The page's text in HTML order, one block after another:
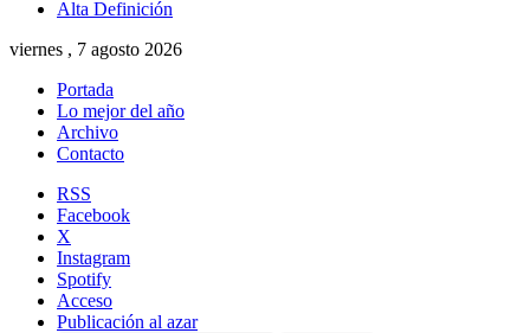
Alta Definición
viernes , 7 agosto 2026
Portada
Lo mejor del año
Archivo
Contacto
RSS
Facebook
X
Instagram
Spotify
Acceso
Publicación al azar